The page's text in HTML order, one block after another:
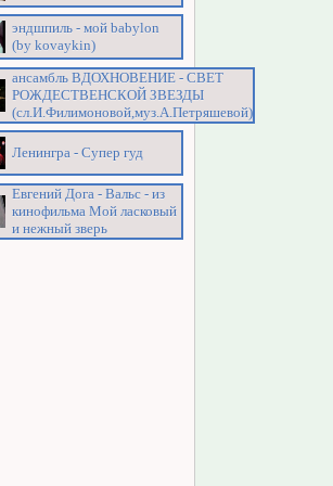
эндшпиль - мой babylon
(by kovaykin)
ансамбль ВДОХНОВЕНИЕ - СВЕТ
РОЖДЕСТВЕНСКОЙ ЗВЕЗДЫ
(сл.И.Филимоновой,муз.А.Петряшевой)
Ленингра - Супер гуд
Евгений Дога - Вальс - из
кинофильма Мой ласковый
и нежный зверь